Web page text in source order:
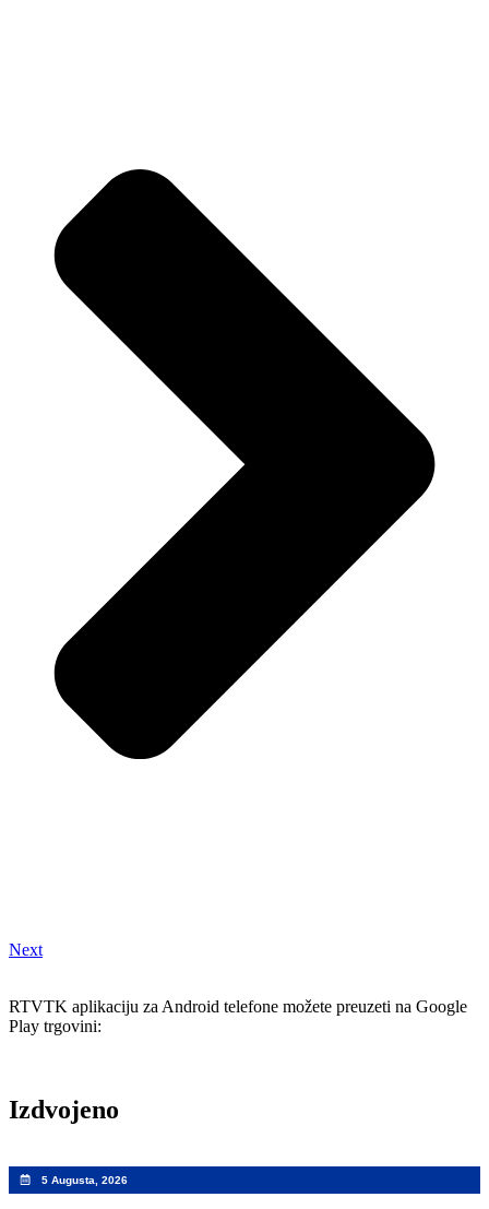
Next
RTVTK aplikaciju za Android telefone možete preuzeti na Google
Play trgovini:
Izdvojeno
5 Augusta, 2026